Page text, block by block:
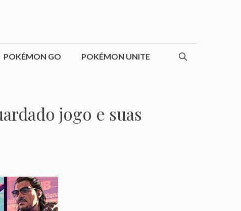
POKÉMON GO POKÉMON UNITE
jogo e suas